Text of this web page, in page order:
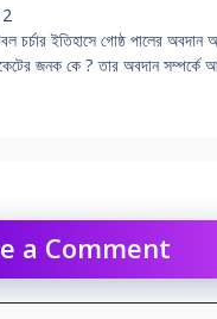
চর্চার ইতিহাসে গোষ্ঠ পালের
জনক কে ? তার অবদান সম্পর্কে
a Comment